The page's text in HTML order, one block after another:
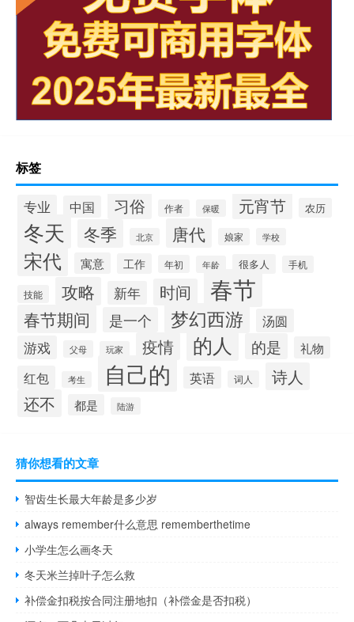
标签
专业 中国 习俗 作者 保暖 元宵节 农历
冬天 冬季 北京 唐代 娘家 学校
宋代 寓意 工作 年初 年龄 很多人 手机
技能 攻略 新年 时间 春节
春节期间 是一个 梦幻西游
汤圆
游戏
父母 玩家 疫情 的人 的是 礼物
红包 考生 自己的 英语 词人
诗人
还不
都是 陆游
猜你想看的文章
智齿生长最大年龄是多少岁
always remember什么意思 rememberthetime
小学生怎么画冬天
冬天米兰掉叶子怎么救
补偿金扣税按合同注册地扣（补偿金是否扣税）